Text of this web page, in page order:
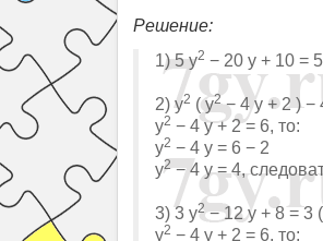
Решение:
1) 5 y2 − 20 y + 10 =
2) y2 ( y2− 4 y + 2 ) −
y2 − 4 y + 2 = 6, то:
y2 − 4 y = 6 − 2
y2− 4 y = 4,
3) 3 y2− 12 y + 8 = 3
y2 − 4 y + 2 = 6, то: